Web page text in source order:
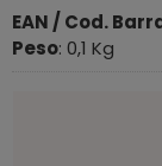
EAN / Cod.
Peso: 0,1 Kg